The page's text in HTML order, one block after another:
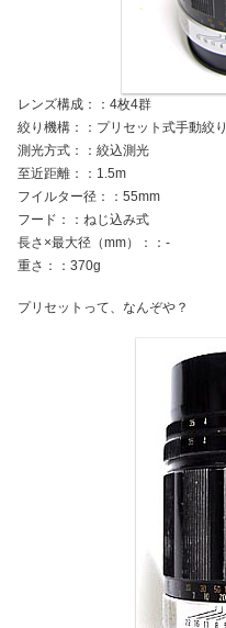
レンズ構成：：4枚4群
絞り機構：：プリセット式手動絞り
測光方式：：絞込測光
至近距離：：1.5m
フイルター径：：55mm
フード：：ねじ込み式
長さ×最大径（mm）：：-
重さ：：370g
プリセットって、なんぞや？